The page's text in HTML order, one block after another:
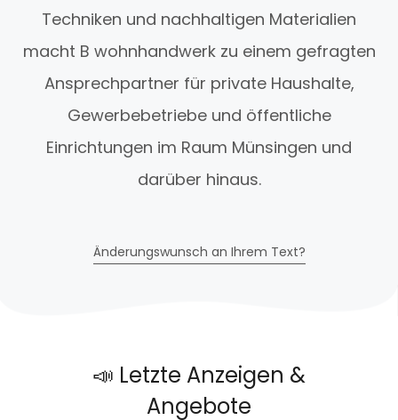
Techniken und nachhaltigen Materialien
macht B wohnhandwerk zu einem gefragten
Ansprechpartner für private Haushalte,
Gewerbebetriebe und öffentliche
Einrichtungen im Raum Münsingen und
darüber hinaus.
Änderungswunsch an Ihrem Text?